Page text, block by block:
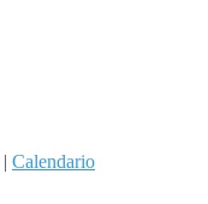
| Calendario